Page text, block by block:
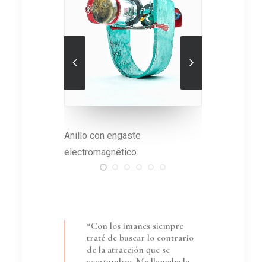
Anillo con engaste
electromagnético
“Con los imanes siempre
traté de buscar lo contrario
de la atracción que se